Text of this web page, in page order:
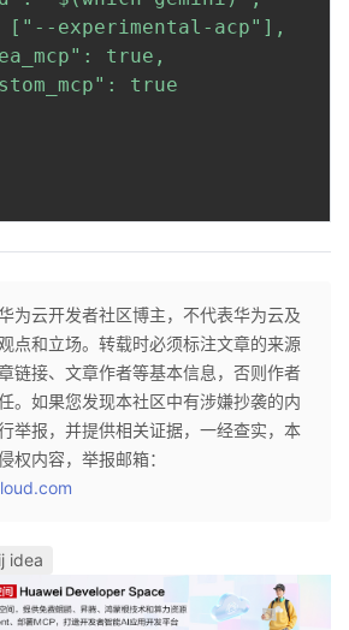
["--experimental-acp"],
true,
true
为云开发者社区博主，不代表华为云及
点和立场。转载时必须标注文章的来源
链接、文章作者等基本信息，否则作者
。如果您发现本社区中有涉嫌抄袭的内
举报，并提供相关证据，一经查实，本
权内容，举报邮箱：
idea